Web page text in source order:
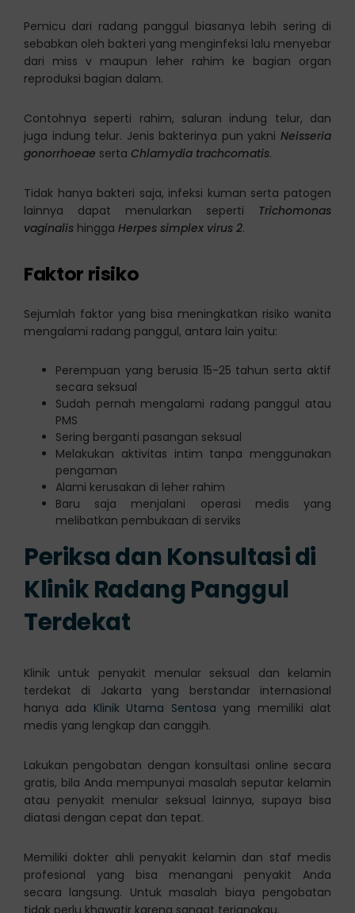
Pemicu dari radang panggul biasanya lebih sering di
sebabkan oleh bakteri yang menginfeksi lalu menyebar
dari miss v maupun leher rahim ke bagian organ
reproduksi bagian dalam.
Contohnya seperti rahim, saluran indung telur, dan
juga indung telur. Jenis bakterinya pun yakniNeisseria
gonorrhoeae serta Chlamydia trachcomatis.
Tidak hanya bakteri saja, infeksi kuman serta patogen
lainnya dapat menularkan seperti Trichomonas
vaginalishingga Herpes simplex virus 2.
Faktor risiko
Sejumlah faktor yang bisa meningkatkan risiko wanita
mengalami radang panggul, antara lain yaitu:
Perempuan yang berusia 15-25 tahun serta aktif
secara seksual
Sudah pernah mengalami radang panggul atau
PMS
Sering berganti pasangan seksual
Melakukan aktivitas intim tanpa menggunakan
pengaman
Alami kerusakan di leher rahim
Baru saja menjalani operasi medis yang
melibatkan pembukaan di serviks
Periksa dan Konsultasi di
Klinik Radang Panggul
Terdekat
Klinik untuk penyakit menular seksual dan kelamin
terdekat di Jakarta yang berstandar internasional
hanya ada Klinik Utama Sentosa yang memiliki alat
medis yang lengkap dan canggih.
Lakukan pengobatan dengan konsultasi online secara
gratis, bila Anda mempunyai masalah seputar kelamin
atau penyakit menular seksual lainnya, supaya bisa
diatasi dengan cepat dan tepat.
Memiliki dokter ahli penyakit kelamin dan staf medis
profesional yang bisa menangani penyakit Anda
secara langsung. Untuk masalah biaya pengobatan
tidak perlu khawatir karena sangat terjangkau.